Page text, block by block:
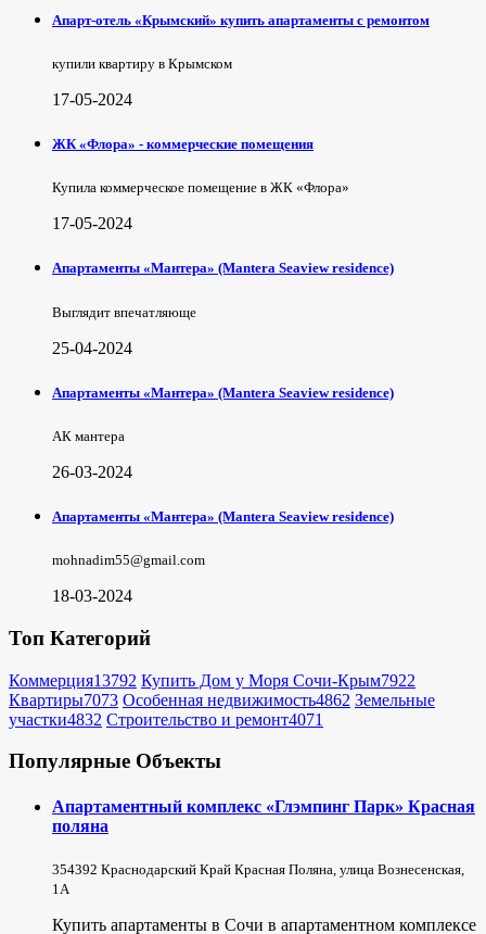
Апарт-отель «Крымский» купить апартаменты с ремонтом
купили квартиру в Крымском
17-05-2024
ЖК «Флора» - коммерческие помещения
Купила коммерческое помещение в ЖК «Флора»
17-05-2024
Апартаменты «Мантера» (Mantera Seaview rеsidence)
Выглядит впечатляюще
25-04-2024
Апартаменты «Мантера» (Mantera Seaview rеsidence)
АК мантера
26-03-2024
Апартаменты «Мантера» (Mantera Seaview rеsidence)
mohnadim55@gmail.com
18-03-2024
Топ Категорий
Коммерция13792 Купить Дом у Моря Сочи-Крым7922
Квартиры7073 Особенная недвижимость4862 Земельные
участки4832 Строительство и ремонт4071
Популярные Объекты
Апартаментный комплекс «Глэмпинг Парк» Красная
поляна
354392 Краснодарский Край Красная Поляна, улица Вознесенская,
1А
Купить апартаменты в Сочи в апартаментном комплексе